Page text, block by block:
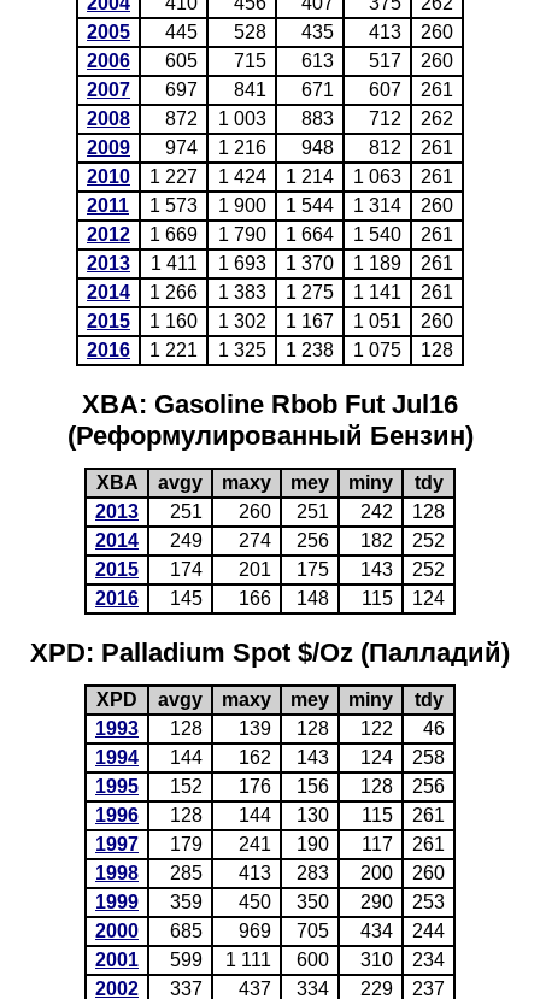
2005
445 528 435 413
260
2006
605 715 613 517
260
2007
697 841 671 607
261
2008
872 1 003 883 712
262
2009
974 1 216 948 812
261
2010
1 227 1 424 1 214 1 063
261
2011
1 573 1 900 1 544 1 314
260
2012
1 669 1 790 1 664 1 540
261
2013
1 411 1 693 1 370 1 189
261
2014
1 266 1 383 1 275 1 141
261
2015
1 160 1 302 1 167 1 051
260
2016
1 221 1 325 1 238 1 075 128
XBA: Gasoline Rbob Fut Jul16
(Реформулированный Бензин)
XBA avgy maxy mey miny
tdy
2013
251 260 251 242
128
2014
249 274 256 182
252
2015
174 201 175 143
252
2016
145 166 148 115 124
XPD: Palladium Spot $/Oz (Палладий)
XPD avgy maxy mey miny
tdy
1993
128 139 128 122
46
1994
144 162 143 124
258
1995
152 176 156 128
256
1996
128 144 130 115
261
1997
179 241 190 117
261
1998
285 413 283 200
260
1999
359 450 350 290
253
2000
685 969 705 434
244
2001
599 1 111 600 310
234
2002
337 437 334 229 237